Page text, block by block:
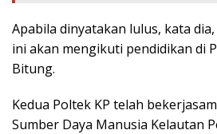
Apabila dinyatakan lulus, kata
ini akan mengikuti pendidikan di
Bitung.
Kedua Poltek KP telah
Sumber Daya Manusia Kelautan